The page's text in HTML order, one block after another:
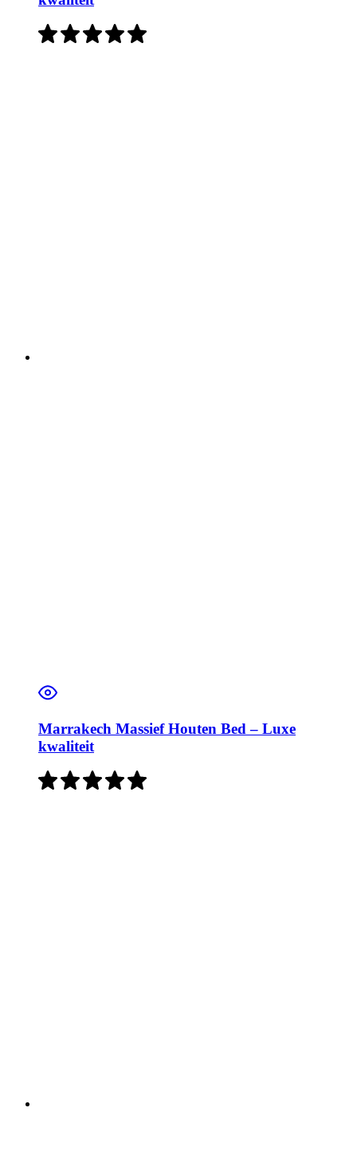
Marrakech Massief Houten Bed – Luxe
kwaliteit